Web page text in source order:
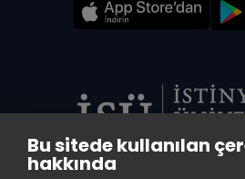
Bu sitede kullanılan
hakkında